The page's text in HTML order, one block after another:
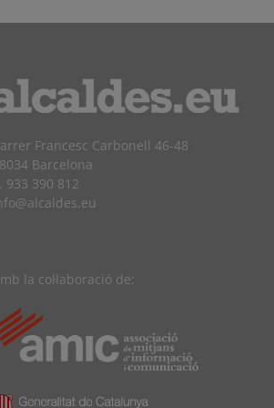
Francesc Carbonell 46-48
Barcelona
933 390 812
la col·laboració de: